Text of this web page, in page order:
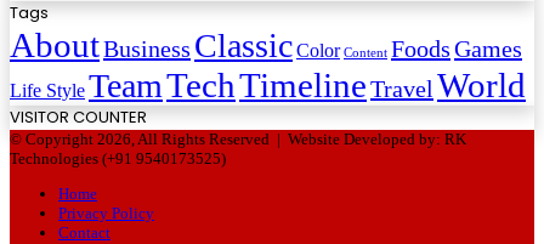
Tags
AboutBusiness ClassicColor Content FoodsGames
Life StyleTeamTechTimelineTravel World
VISITOR COUNTER
© Copyright 2026, All Rights Reserved | Website Developed by: RK
Technologies (+91 9540173525)
Home
Privacy Policy
Contact